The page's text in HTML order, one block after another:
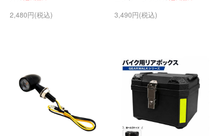
2,480円(税込)
3,490円(税込)